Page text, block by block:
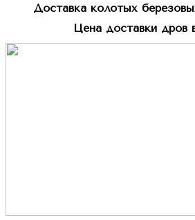
Доставка колотых
Цена доставки дров